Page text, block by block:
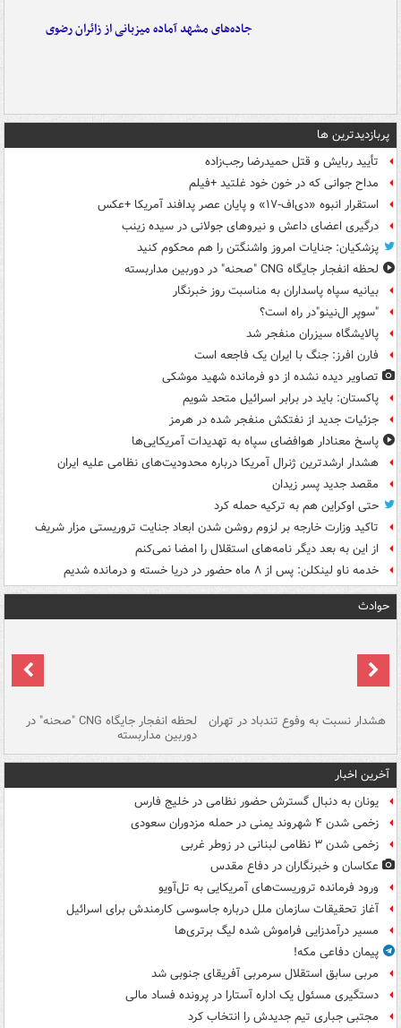
جاده‌های مشهد آماده میزبانی از زائران رضوی
پربازدیدترین ها
تأیید ربایش و قتل حمیدرضا رجب‌زاده
مداح جوانی که در خون خود غلتید +فیلم
استقرار انبوه «دی‌اف‑۱۷» و پایان عصر پدافند آمریکا +عکس
درگیری اعضای داعش و نیروهای جولانی در سیده زینب
پزشکیان: جنایات امروز واشنگتن را هم محکوم کنید
لحظه انفجار جایگاه CNG "صحنه" در دوربین مداربسته
بیانیه سپاه پاسداران به مناسبت روز خبرنگار
"سوپر ال‌نینو"در راه است؟
پالایشگاه سیزران منفجر شد
فارن افرز: جنگ با ایران یک فاجعه است
تصاویر دیده‌ نشده از دو فرمانده شهید موشکی
پاکستان: باید در برابر اسرائیل متحد شویم
جزئیات جدید از نفتکش منفجر شده در هرمز
پاسخ معنادار هوافضای سپاه به تهدیدات آمریکایی‌ها
هشدار ارشدترین ژنرال آمریکا درباره محدودیت‌های نظامی علیه ایران
مقصد جدید پسر زیدان
حتی اوکراین هم به ترکیه حمله کرد
تاکید وزارت خارجه بر لزوم روشن شدن ابعاد جنایت تروریستی مزار شریف
از این به بعد دیگر نامه‌های استقلال را امضا نمی‌کنم
خدمه ناو لینکلن: پس از ۸ ماه حضور در دریا خسته و درمانده‌ شدیم
حوادث
هشدار نسبت به وفوع تندباد در تهران لحظه انفجار جایگاه CNG "صحنه" در
دوربین مداربسته
آخرین اخبار
یونان به دنبال گسترش حضور نظامی در خلیج فارس
زخمی شدن ۴ شهروند یمنی در حمله مزدوران سعودی
زخمی شدن ۳ نظامی لبنانی در زوطر غربی
عکاسان و خبرنگاران در دفاع مقدس
ورود فرمانده تروریست‌های آمریکایی به تل‌آویو
آغاز تحقیقات سازمان ملل درباره جاسوسی کارمندش برای اسرائیل
مسیر درآمدزایی فراموش شده لیگ برتری‌ها
پیمان دفاعی مکه!
مربی سابق استقلال سرمربی آفریقای جنوبی شد
دستگیری مسئول یک اداره آستارا در پرونده فساد مالی
مجتبی جباری تیم جدیدش را انتخاب کرد